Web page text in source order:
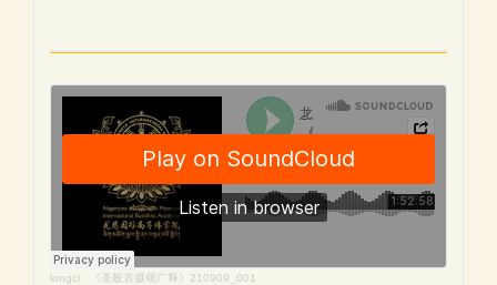
longci · 《圣般若摄颂广释》210909_001